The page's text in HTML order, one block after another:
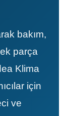
bakım,
parça
Klima
için
ve